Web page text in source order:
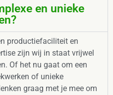
en unieke
productiefaciliteit en
zijn wij in staat vrijwel
Of het nu gaat om een
of unieke
graag met je mee om